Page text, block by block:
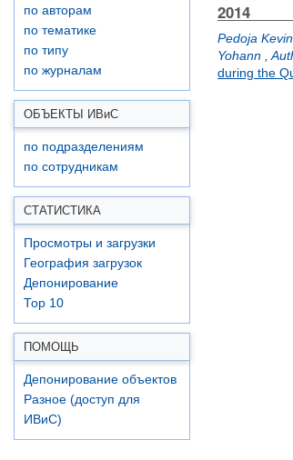
по авторам
по тематике
по типу
по журналам
ОБЪЕКТЫ ИВиС
по подразделениям
по сотрудникам
СТАТИСТИКА
Просмотры и загрузки
География загрузок
Депонирование
Top 10
ПОМОЩЬ
Депонирование объектов
Разное (доступ для
ИВиС)
2014
Pedoja Kevin
Yohann
during the